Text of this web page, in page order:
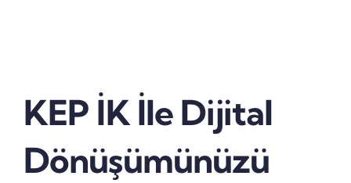
KEP İK İle Dijital
Dönüşümünüzü